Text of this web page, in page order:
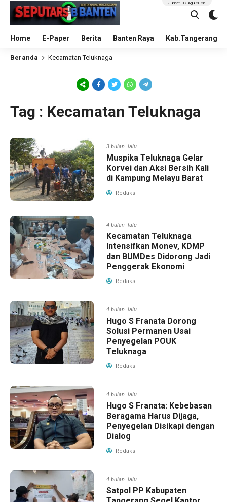
Home E-Paper Berita Banten Raya Kab.Tangerang
Jumat, 07 Agu 2026
Beranda Kecamatan Teluknaga
Tag : Kecamatan Teluknaga
3 bulan lalu
Muspika Teluknaga Gelar
Korvei dan Aksi Bersih Kali
di Kampung Melayu Barat
Redaksi
4 bulan lalu
Kecamatan Teluknaga
Intensifkan Monev, KDMP
dan BUMDes Didorong Jadi
Penggerak Ekonomi
Redaksi
4 bulan lalu
Hugo S Franata Dorong
Solusi Permanen Usai
Penyegelan POUK
Teluknaga
Redaksi
4 bulan lalu
Hugo S Franata: Kebebasan
Beragama Harus Dijaga,
Penyegelan Disikapi dengan
Dialog
Redaksi
4 bulan lalu
Satpol PP Kabupaten